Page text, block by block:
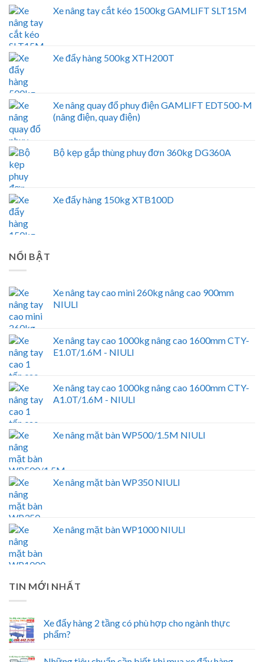
Xe nâng tay cắt kéo 1500kg GAMLIFT SLT15M
Xe đẩy hàng 500kg XTH200T
Xe nâng quay đổ phuy điện GAMLIFT EDT500-M
(nâng điện, quay điện)
Bộ kẹp gắp thùng phuy đơn 360kg DG360A
Xe đẩy hàng 150kg XTB100D
NỔI BẬT
Xe nâng tay cao mini 260kg nâng cao 900mm
NIULI
Xe nâng tay cao 1000kg nâng cao 1600mm CTY-
E1.0T/1.6M - NIULI
Xe nâng tay cao 1000kg nâng cao 1600mm CTY-
A1.0T/1.6M - NIULI
Xe nâng mặt bàn WP500/1.5M NIULI
Xe nâng mặt bàn WP350 NIULI
Xe nâng mặt bàn WP1000 NIULI
TIN MỚI NHẤT
Xe đẩy hàng 2 tầng có phù hợp cho ngành thực
phẩm?